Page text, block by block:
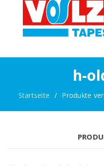
h-
Startseite / Produkte